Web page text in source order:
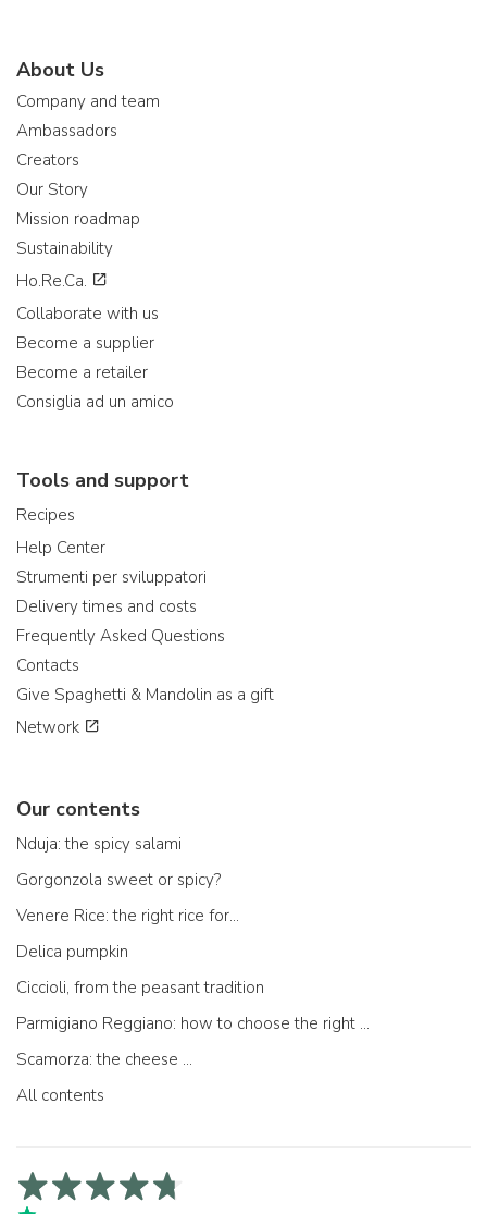
About Us
Company and team
Ambassadors
Creators
Our Story
Mission roadmap
Sustainability
Ho.Re.Ca.
Collaborate with us
Become a supplier
Become a retailer
Consiglia ad un amico
Tools and support
Recipes
Help Center
Strumenti per sviluppatori
Delivery times and costs
Frequently Asked Questions
Contacts
Give Spaghetti & Mandolin as a gift
Network
Our contents
Nduja: the spicy salami
Gorgonzola sweet or spicy?
Venere Rice: the right rice for...
Delica pumpkin
Ciccioli, from the peasant tradition
Parmigiano Reggiano: how to choose the right one
Scamorza: the cheese ...
All contents